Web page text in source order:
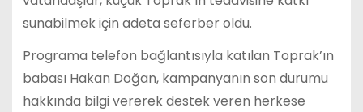
sunabilmek için adeta seferber oldu.
Programa telefon bağlantısıyla katılan Toprak’ın
babası Hakan Doğan, kampanyanın son durumu
hakkında bilgi vererek destek veren herkese